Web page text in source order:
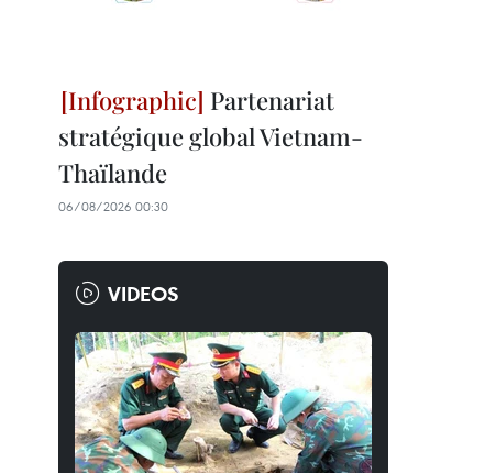
Partenariat
stratégique global Vietnam-
Thaïlande
06/08/2026 00:30
VIDEOS